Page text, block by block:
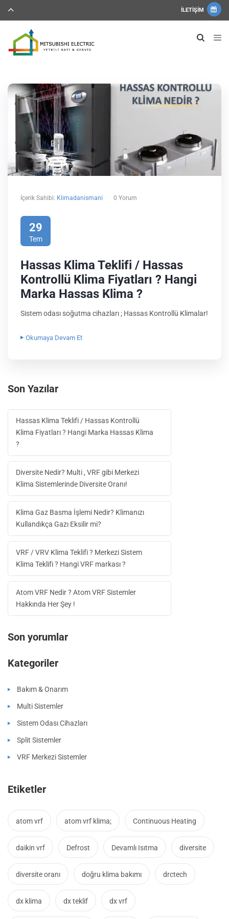
İLETIŞIM
İçerik Sahibi: Klimadanismani 0 Yorum
29
Tem
Hassas Klima Teklifi / Hassas
Kontrollü Klima Fiyatları ? Hangi
Marka Hassas Klima ?
Sistem odası soğutma cihazları ; Hassas Kontrollü Klimalar!
Okumaya Devam Et
Son Yazılar
Hassas Klima Teklifi / Hassas Kontrollü
Klima Fiyatları ? Hangi Marka Hassas Klima
?
Diversite Nedir? Multi , VRF gibi Merkezi
Klima Sistemlerinde Diversite Oranı!
Klima Gaz Basma İşlemi Nedir? Klimanızı
Kullandıkça Gazı Eksilir mi?
VRF / VRV Klima Teklifi ? Merkezi Sistem
Klima Teklifi ? Hangi VRF markası ?
Atom VRF Nedir ? Atom VRF Sistemler
Hakkında Her Şey !
Son yorumlar
Kategoriler
Bakım & Onarım
Multi Sistemler
Sistem Odası Cihazları
Split Sistemler
VRF Merkezi Sistemler
Etiketler
atom vrf atom vrf klima; Continuous Heating
daikin vrf Defrost Devamlı Isıtma diversite
diversite oranı doğru klima bakımı drctech
dx klima dx teklif dx vrf